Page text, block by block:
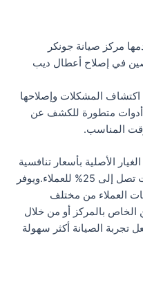
مركز صيانة جونكر
في إصلاح أعطال ديب
اكتشاف المشكلات وإصلاحها
متطورة للكشف عن
المناسب.
الأصلية بأسعار تنافسية
وضمان لمدة عام، مع توفير خصومات تصل إلى 25% للعملاء.ويوفر
العملاء من مختلف
بالمركز أو من خلال
تجربة الصيانة أكثر سهولة